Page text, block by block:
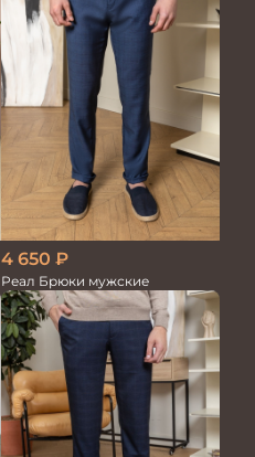
4 650 ₽
Реал Брюки мужские